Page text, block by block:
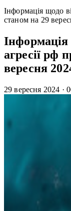
Інформація щодо
станом на 29
Інформація
агресії рф
вересня
29 вересня 2024 ·